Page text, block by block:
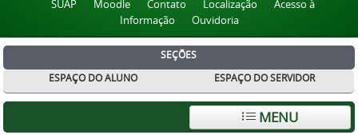
SUAP Moodle Contato Localização
Acesso à
Informação
Ouvidoria
SEÇÕES
ESPAÇO DO ALUNO
ESPAÇO DO SERVIDOR
MENU